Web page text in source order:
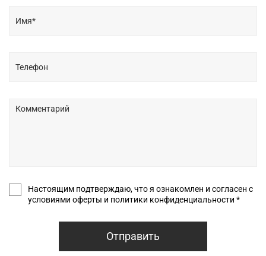
Настоящим подтверждаю, что я ознакомлен и согласен с
условиями оферты и политики конфиденциальности *
Отправить